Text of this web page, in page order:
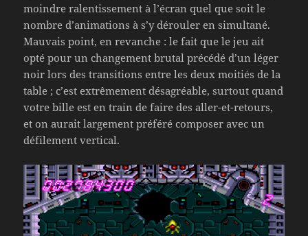
moindre ralentissement à l’écran quel que soit le
nombre d’animations à s’y dérouler en simultané.
Mauvais point, en revanche : le fait que le jeu ait
opté pour un changement brutal précédé d’un léger
noir lors des transitions entre les deux moitiés de la
table ; c’est extrêmement désagréable, surtout quand
votre bille est en train de faire des aller-et-retours,
et on aurait largement préféré composer avec un
défilement vertical.